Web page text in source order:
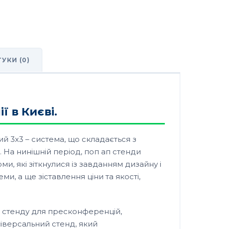
(0)
в Києві.
3х3 – система, що складається з
На нинішній період, поп ап стенди
які зіткнулися із завданням дизайну і
а ще зіставлення ціни та якості,
для пресконференцій,
стенд, який